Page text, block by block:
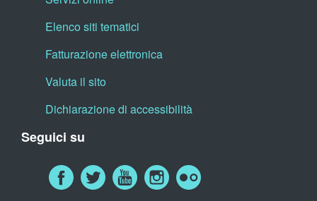
Elenco siti tematici
Fatturazione elettronica
Valuta il sito
Dichiarazione di accessibilità
Seguici su